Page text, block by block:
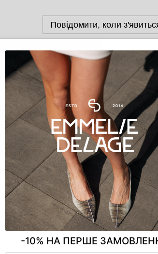
Повідомити, коли
Опис Характеристики